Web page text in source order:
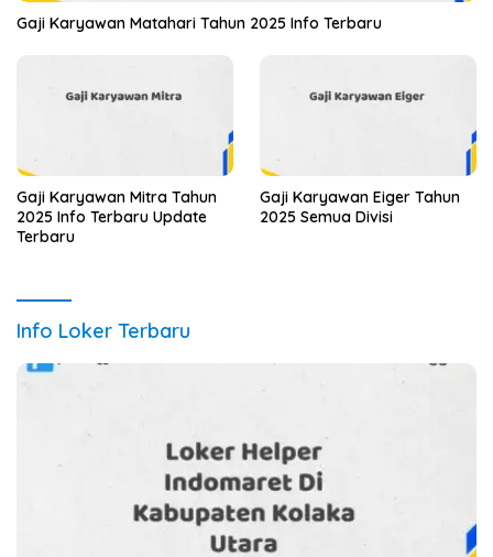
Gaji Karyawan Matahari Tahun 2025 Info Terbaru
Gaji Karyawan Mitra Tahun
2025 Info Terbaru Update
Terbaru
Gaji Karyawan Eiger Tahun
2025 Semua Divisi
Info Loker Terbaru